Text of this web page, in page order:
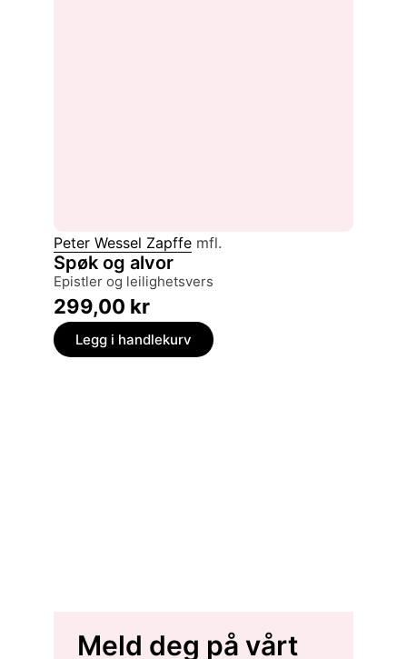
Peter Wessel Zapffe mfl.
Spøk og alvor
epistler og leilighetsvers
299,00 kr
Legg i handlekurv
Meld deg på vårt